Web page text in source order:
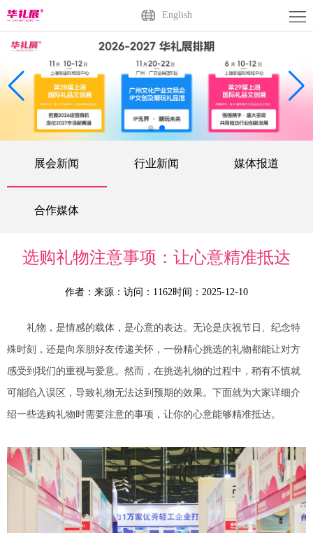
English
首
页
关
于
会
展
中
众
活
展会新闻 行业新闻 媒体报道
合作媒体
选购礼物注意事项：让心意精准抵达
作者： 来源： 访问：1162时间：2025-12-10
礼物，是情感的载体，是心意的表达。无论是庆祝节日、纪念特
殊时刻，还是向亲朋好友传递关怀，一份精心挑选的礼物都能让对方
感受到我们的重视与爱意。然而，在挑选礼物的过程中，稍有不慎就
可能陷入误区，导致礼物无法达到预期的效果。下面就为大家详细介
绍一些选购礼物时需要注意的事项，让你的心意能够精准抵达。